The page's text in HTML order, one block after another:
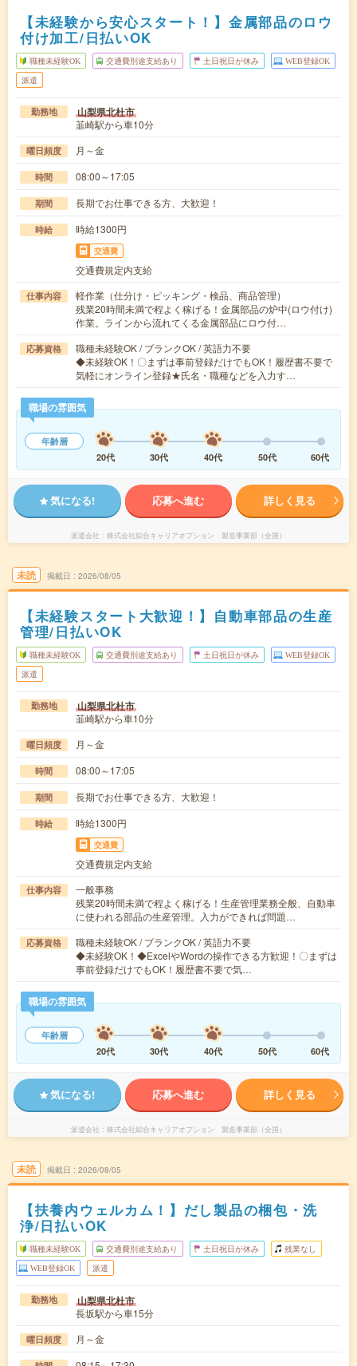
【未経験から安心スタート！】金属部品のロウ
付け加工/日払いOK
職種未経験OK 交通費別途支給あり 土日祝日が休み WEB登録OK
派遣
勤務地 山梨県北杜市
韮崎駅から車10分
曜日頻度 月～金
時間 08:00～17:05
期間 長期でお仕事できる方、大歓迎！
時給 時給1300円
交通費
交通費規定内支給
仕事内容
軽作業（仕分け・ピッキング・検品、商品管理）
残業20時間未満で程よく稼げる！金属部品の炉中(ロウ付け)
作業。ラインから流れてくる金属部品にロウ付…
応募資格
職種未経験OK / ブランクOK / 英語力不要
◆未経験OK！〇まずは事前登録だけでもOK！履歴書不要で
気軽にオンライン登録★氏名・職種などを入力す…
職場の雰囲気
年齢層
20代
30代 40代 50代 60代
気になる! 応募へ進む 詳しく見る
派遣会社 株式会社綜合キャリアオプション 製造事業部（全国）
未読 掲載日 2026/08/05
【未経験スタート大歓迎！】自動車部品の生産
管理/日払いOK
職種未経験OK 交通費別途支給あり 土日祝日が休み WEB登録OK
派遣
勤務地 山梨県北杜市
韮崎駅から車10分
曜日頻度 月～金
時間 08:00～17:05
期間 長期でお仕事できる方、大歓迎！
時給 時給1300円
交通費
交通費規定内支給
仕事内容
一般事務
残業20時間未満で程よく稼げる！生産管理業務全般、自動車
に使われる部品の生産管理。入力ができれば問題…
応募資格
職種未経験OK / ブランクOK / 英語力不要
◆未経験OK！◆ExcelやWordの操作できる方歓迎！〇まずは
事前登録だけでもOK！履歴書不要で気…
職場の雰囲気
年齢層
20代
30代 40代 50代 60代
気になる! 応募へ進む 詳しく見る
派遣会社 株式会社綜合キャリアオプション 製造事業部（全国）
未読 掲載日 2026/08/05
【扶養内ウェルカム！】だし製品の梱包・洗
浄/日払いOK
職種未経験OK 交通費別途支給あり 土日祝日が休み 残業なし
WEB登録OK 派遣
勤務地 山梨県北杜市
長坂駅から車15分
曜日頻度 月～金